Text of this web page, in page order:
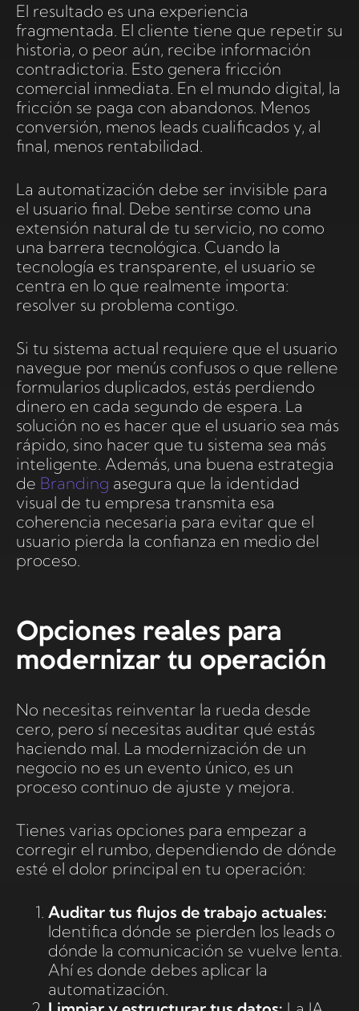
El resultado es una experiencia
fragmentada. El cliente tiene que repetir su
historia, o peor aún, recibe información
contradictoria. Esto genera fricción
comercial inmediata. En el mundo digital, la
fricción se paga con abandonos. Menos
conversión, menos leads cualificados y, al
final, menos rentabilidad.
La automatización debe ser invisible para
el usuario final. Debe sentirse como una
extensión natural de tu servicio, no como
una barrera tecnológica. Cuando la
tecnología es transparente, el usuario se
centra en lo que realmente importa:
resolver su problema contigo.
Si tu sistema actual requiere que el usuario
navegue por menús confusos o que rellene
formularios duplicados, estás perdiendo
dinero en cada segundo de espera. La
solución no es hacer que el usuario sea más
rápido, sino hacer que tu sistema sea más
inteligente. Además, una buena estrategia
de Branding asegura que la identidad
visual de tu empresa transmita esa
coherencia necesaria para evitar que el
usuario pierda la confianza en medio del
proceso.
Opciones reales para
modernizar tu operación
No necesitas reinventar la rueda desde
cero, pero sí necesitas auditar qué estás
haciendo mal. La modernización de un
negocio no es un evento único, es un
proceso continuo de ajuste y mejora.
Tienes varias opciones para empezar a
corregir el rumbo, dependiendo de dónde
esté el dolor principal en tu operación:
Auditar tus flujos de trabajo actuales:
Identifica dónde se pierden los leads o
dónde la comunicación se vuelve lenta.
Ahí es donde debes aplicar la
automatización.